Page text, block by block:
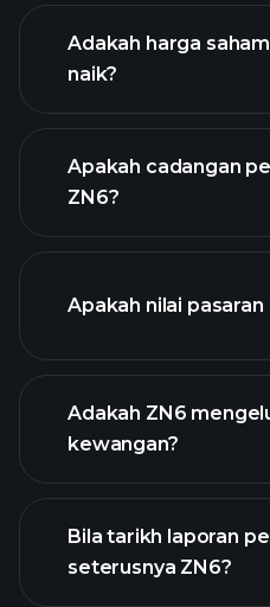
grafik lanjutan
Adakah harga
naik?
Apakah cadangan
ZN6?
Apakah nilai pasaran
Adakah ZN6
kewangan?
Bila tarikh laporan
seterusnya ZN6?